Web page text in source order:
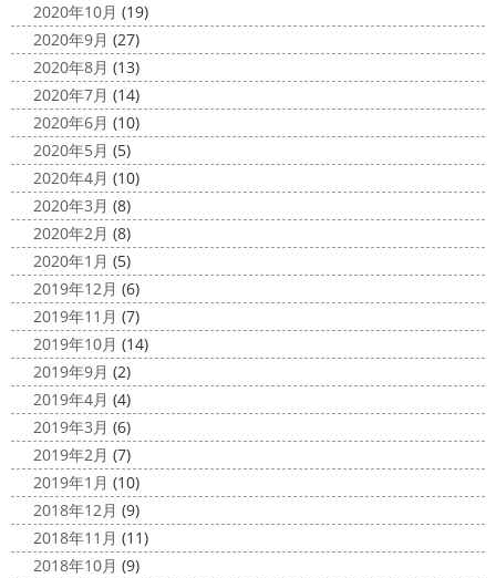
2020年10月 (19)
2020年9月 (27)
2020年8月 (13)
2020年7月 (14)
2020年6月 (10)
2020年5月 (5)
2020年4月 (10)
2020年3月 (8)
2020年2月 (8)
2020年1月 (5)
2019年12月 (6)
2019年11月 (7)
2019年10月 (14)
2019年9月 (2)
2019年4月 (4)
2019年3月 (6)
2019年2月 (7)
2019年1月 (10)
2018年12月 (9)
2018年11月 (11)
2018年10月 (9)